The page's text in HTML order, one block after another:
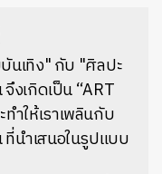
นเทิง" กับ "ศิลปะ
งเกิดเป็น “ART
ำให้เราเพลินกับ
นำเสนอในรูปแบบ